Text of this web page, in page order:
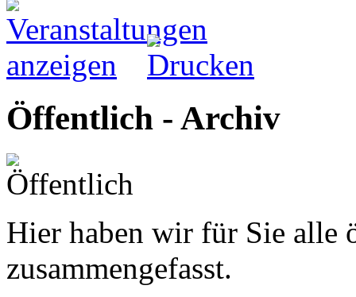
Öffentlich - Archiv
Hier haben wir für Sie alle
zusammengefasst.